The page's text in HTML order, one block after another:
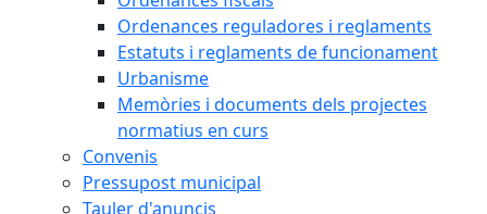
Ordenances reguladores i reglaments
Estatuts i reglaments de funcionament
Urbanisme
Memòries i documents dels projectes
normatius en curs
Convenis
Pressupost municipal
Tauler d'anuncis